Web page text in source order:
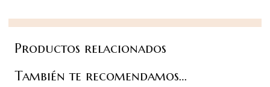
Productos relacionados
También te recomendamos…